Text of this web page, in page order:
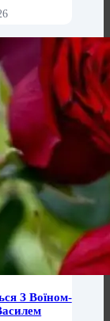
З Воїном-